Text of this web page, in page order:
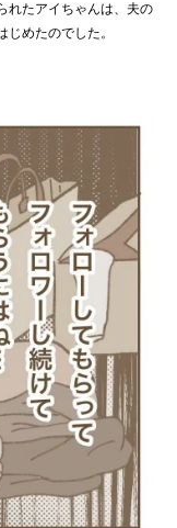
れたアイちゃんは、夫の
めたのでした。